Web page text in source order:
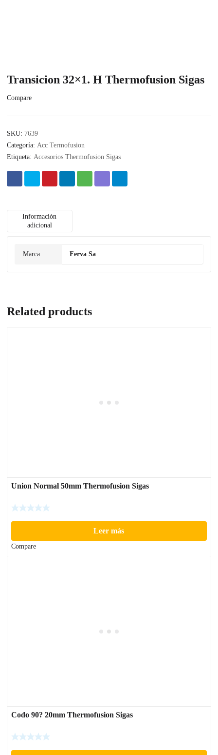
Transicion 32×1. H Thermofusion Sigas
Compare
SKU: 7639
Categoría: Acc Termofusion
Etiqueta: Accesorios Thermofusion Sigas
Información
adicional
Marca Ferva Sa
Related products
Union Normal 50mm Thermofusion Sigas
Leer más
Compare
Codo 90? 20mm Thermofusion Sigas